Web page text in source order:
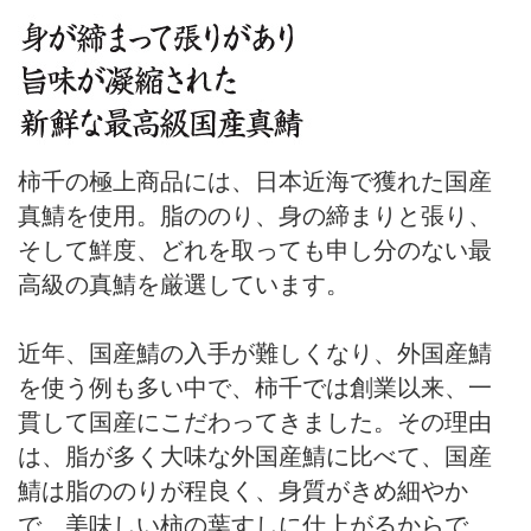
柿千の極上商品には、日本近海で獲れた国産
真鯖を使用。脂ののり、身の締まりと張り、
そして鮮度、どれを取っても申し分のない最
高級の真鯖を厳選しています。
近年、国産鯖の入手が難しくなり、外国産鯖
を使う例も多い中で、柿千では創業以来、一
貫して国産にこだわってきました。その理由
は、脂が多く大味な外国産鯖に比べて、国産
鯖は脂ののりが程良く、身質がきめ細やか
で、美味しい柿の葉すしに仕上がるからで